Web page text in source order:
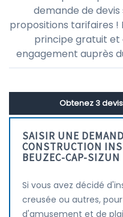
demande de
propositions tarifaires !
principe gratuit et
engagement auprès
Obtenez 3
SAISIR UNE
CONSTRUCTION
BEUZEC-CAP-SIZUN
Si vous avez décidé
creusée ou autres,
d'amusement et de